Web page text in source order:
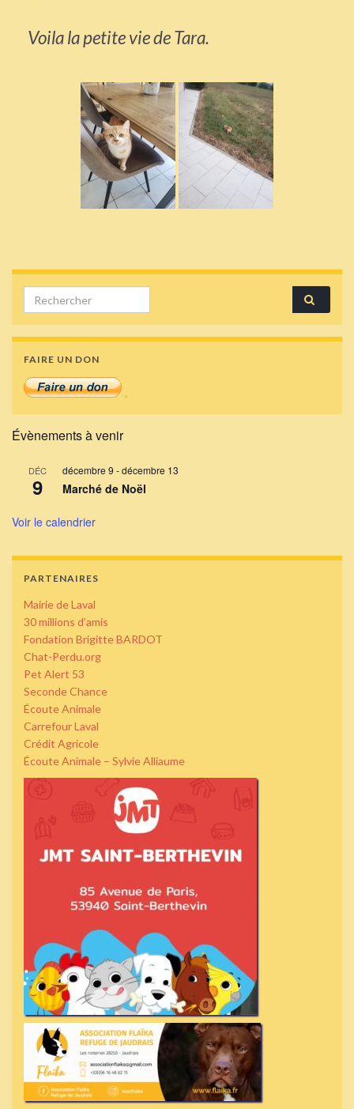
Voila la petite vie de Tara.
Search for:
FAIRE UN DON
Évènements à venir
DÉC
9
décembre 9 -décembre 13
Marché de Noël
Voir le calendrier
PARTENAIRES
Mairie de Laval
30 millions d’amis
Fondation Brigitte BARDOT
Chat-Perdu.org
Pet Alert 53
Seconde Chance
Écoute Animale
Carrefour Laval
Crédit Agricole
Écoute Animale – Sylvie Alliaume